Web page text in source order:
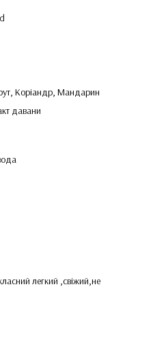
Коріандр, Мандарин
давани
легкий ,свіжий,не